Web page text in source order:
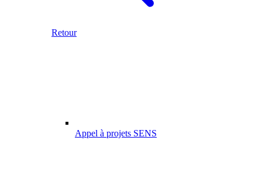
Retour
Appel à projets SENS